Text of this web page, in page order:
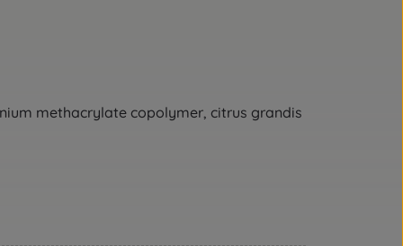
methacrylate copolymer, citrus grandis